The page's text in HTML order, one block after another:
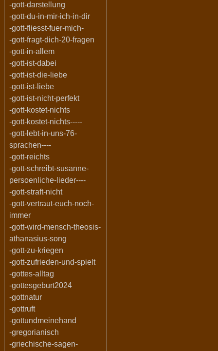
-gott-darstellung
-gott-du-in-mir-ich-in-dir
-gott-fliesst-fuer-mich-
-gott-fragt-dich-20-fragen
-gott-in-allem
-gott-ist-dabei
-gott-ist-die-liebe
-gott-ist-liebe
-gott-ist-nicht-perfekt
-gott-kostet-nichts
-gott-kostet-nichts-----
-gott-lebt-in-uns-76-
sprachen----
-gott-reichts
-gott-schreibt-susanne-
persoenliche-lieder----
-gott-straft-nicht
-gott-vertraut-euch-noch-
immer
-gott-wird-mensch-theosis-
athanasius-song
-gott-zu-kriegen
-gott-zufrieden-und-spielt
-gottes-alltag
-gottesgeburt2024
-gottnatur
-gottruft
-gottundmeinehand
-gregorianisch
-griechische-sagen-